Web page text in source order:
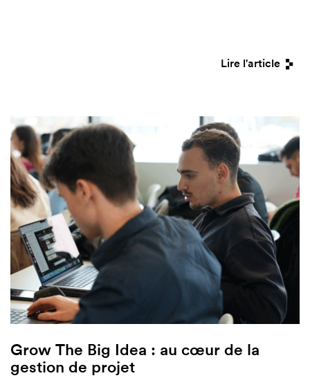
Lire l'article
Grow The Big Idea : au cœur de la
gestion de projet